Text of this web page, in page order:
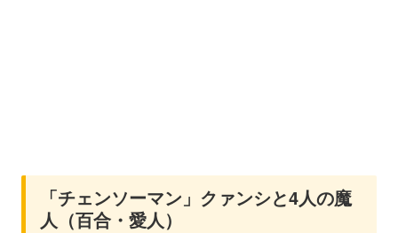
「チェンソーマン」クァンシと4人の魔
人（百合・愛人）